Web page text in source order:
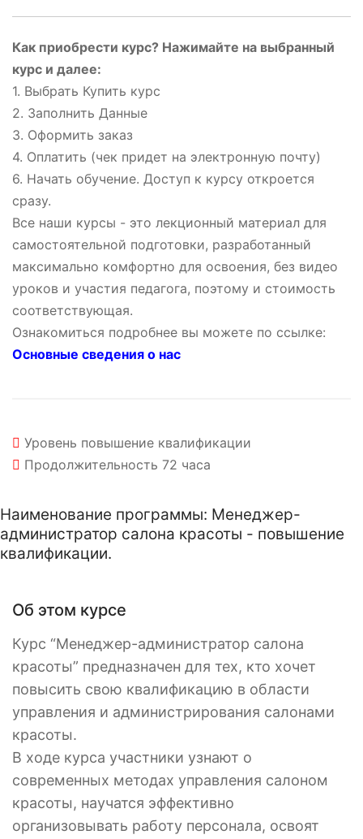
Как приобрести курс? Нажимайте на выбранный
курс и далее:
1. Выбрать Купить курс
2. Заполнить Данные
3. Оформить заказ
4. Оплатить (чек придет на электронную почту)
6. Начать обучение. Доступ к курсу откроется
сразу.
Все наши курсы - это лекционный материал для
самостоятельной подготовки, разработанный
максимально комфортно для освоения, без видео
уроков и участия педагога, поэтому и стоимость
соответствующая.
Ознакомиться подробнее вы можете по ссылке:
Основные сведения о нас
Уровень повышение квалификации
Продолжительность 72 часа
Наименование программы: Менеджер-
администратор салона красоты - повышение
квалификации.
Об этом курсе
Курс “Менеджер-администратор салона
красоты” предназначен для тех, кто хочет
повысить свою квалификацию в области
управления и администрирования салонами
красоты.
В ходе курса участники узнают о
современных методах управления салоном
красоты, научатся эффективно
организовывать работу персонала, освоят